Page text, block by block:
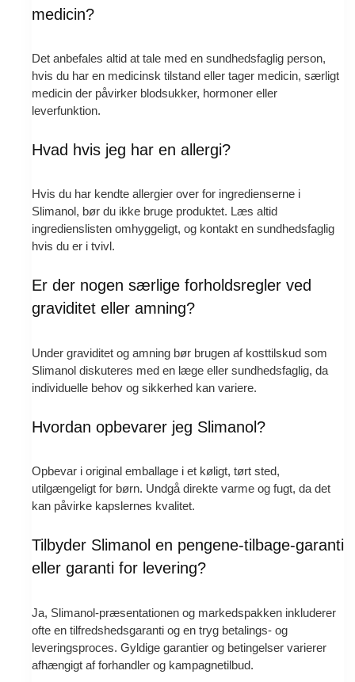
medicin?
Det anbefales altid at tale med en sundhedsfaglig person,
hvis du har en medicinsk tilstand eller tager medicin, særligt
medicin der påvirker blodsukker, hormoner eller
leverfunktion.
Hvad hvis jeg har en allergi?
Hvis du har kendte allergier over for ingredienserne i
Slimanol, bør du ikke bruge produktet. Læs altid
ingredienslisten omhyggeligt, og kontakt en sundhedsfaglig
hvis du er i tvivl.
Er der nogen særlige forholdsregler ved
graviditet eller amning?
Under graviditet og amning bør brugen af kosttilskud som
Slimanol diskuteres med en læge eller sundhedsfaglig, da
individuelle behov og sikkerhed kan variere.
Hvordan opbevarer jeg Slimanol?
Opbevar i original emballage i et køligt, tørt sted,
utilgængeligt for børn. Undgå direkte varme og fugt, da det
kan påvirke kapslernes kvalitet.
Tilbyder Slimanol en pengene-tilbage-garanti
eller garanti for levering?
Ja, Slimanol-præsentationen og markedspakken inkluderer
ofte en tilfredshedsgaranti og en tryg betalings- og
leveringsproces. Gyldige garantier og betingelser varierer
afhængigt af forhandler og kampagnetilbud.